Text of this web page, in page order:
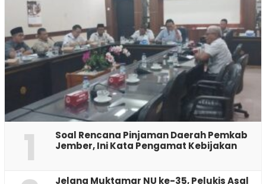
1
‎Soal Rencana Pinjaman Daerah Pemkab
Jember, Ini Kata Pengamat Kebijakan ‎
Jelang Muktamar NU ke-35, Pelukis Asal